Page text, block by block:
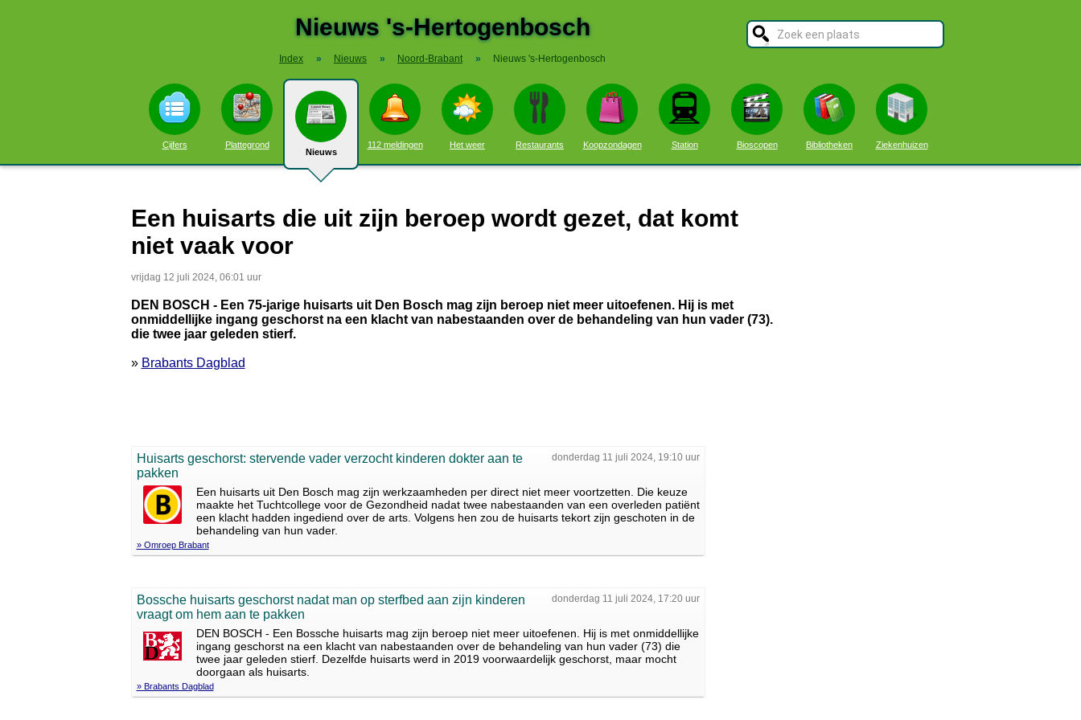
Nieuws 's-Hertogenbosch
Index » Nieuws » Noord-Brabant » Nieuws 's-Hertogenbosch
Cijfers Plattegrond
Nieuws
112 meldingen Het weer Restaurants Koopzondagen Station Bioscopen Bibliotheken Ziekenhuizen
Een huisarts die uit zijn beroep wordt gezet, dat komt
niet vaak voor
vrijdag 12 juli 2024, 06:01 uur
DEN BOSCH - Een 75-jarige huisarts uit Den Bosch mag zijn beroep niet meer uitoefenen. Hij is met
onmiddellijke ingang geschorst na een klacht van nabestaanden over de behandeling van hun vader (73).
die twee jaar geleden stierf.
» Brabants Dagblad
donderdag 11 juli 2024, 19:10 uur
Huisarts geschorst: stervende vader verzocht kinderen dokter aan te
pakken
Een huisarts uit Den Bosch mag zijn werkzaamheden per direct niet meer voortzetten. Die keuze
maakte het Tuchtcollege voor de Gezondheid nadat twee nabestaanden van een overleden patiënt
een klacht hadden ingediend over de arts. Volgens hen zou de huisarts tekort zijn geschoten in de
behandeling van hun vader.
» Omroep Brabant
donderdag 11 juli 2024, 17:20 uur
Bossche huisarts geschorst nadat man op sterfbed aan zijn kinderen
vraagt om hem aan te pakken
DEN BOSCH - Een Bossche huisarts mag zijn beroep niet meer uitoefenen. Hij is met onmiddellijke
ingang geschorst na een klacht van nabestaanden over de behandeling van hun vader (73) die
twee jaar geleden stierf. Dezelfde huisarts werd in 2019 voorwaardelijk geschorst, maar mocht
doorgaan als huisarts.
» Brabants Dagblad